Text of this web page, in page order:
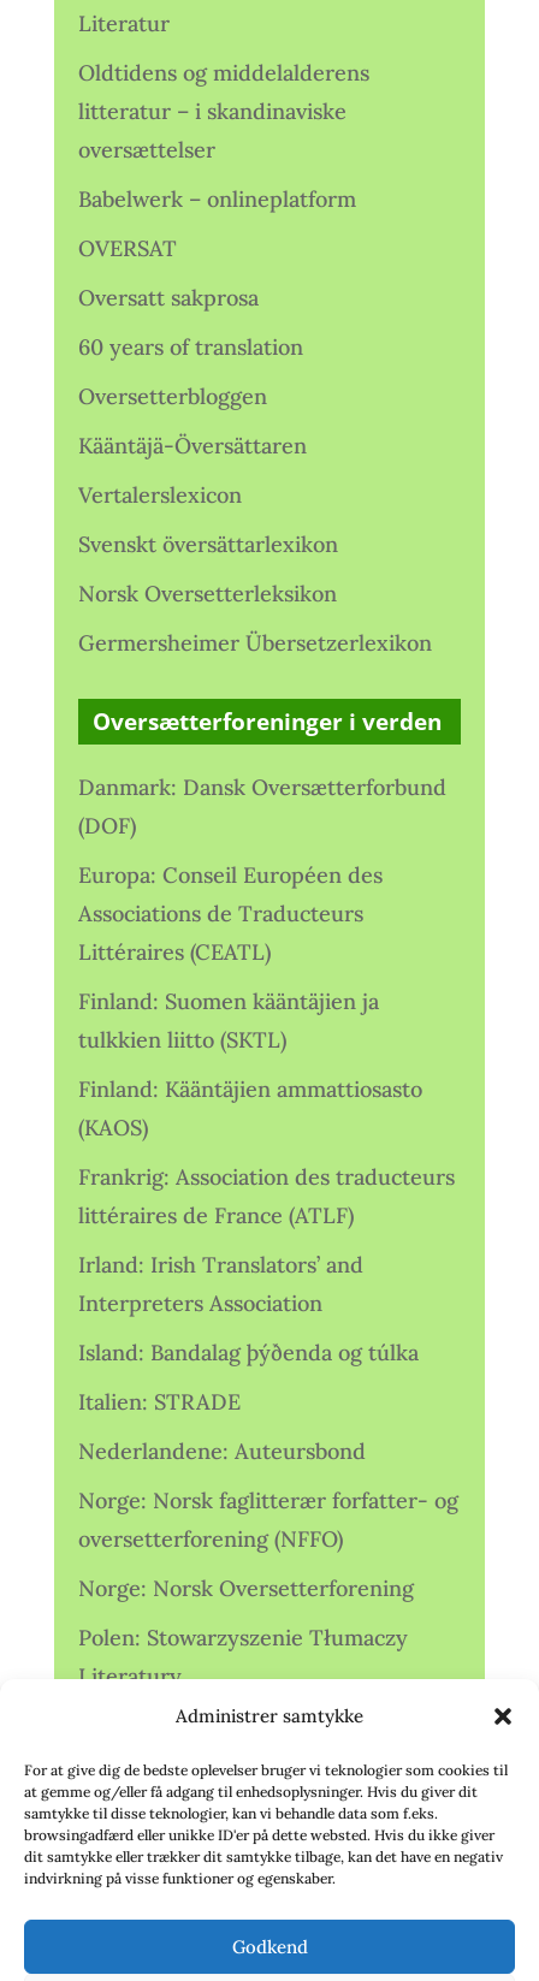
Administrer samtykke
For at give dig de bedste oplevelser bruger vi teknologier som cookies til
at gemme og/eller få adgang til enhedsoplysninger. Hvis du giver dit
samtykke til disse teknologier, kan vi behandle data som f.eks.
browsingadfærd eller unikke ID'er på dette websted. Hvis du ikke giver
dit samtykke eller trækker dit samtykke tilbage, kan det have en negativ
indvirkning på visse funktioner og egenskaber.
Godkend
Literatur
Oldtidens og middelalderens
litteratur – i skandinaviske
oversættelser
Babelwerk – onlineplatform
OVERSAT
Oversatt sakprosa
60 years of translation
Oversetterbloggen
Kääntäjä-Översättaren
Vertalerslexicon
Svenskt översättarlexikon
Norsk Oversetterleksikon
Germersheimer Übersetzerlexikon
Oversætterforeninger i verden
Danmark: Dansk Oversætterforbund
(DOF)
Europa: Conseil Européen des
Associations de Traducteurs
Littéraires (CEATL)
Finland: Suomen kääntäjien ja
tulkkien liitto (SKTL)
Finland: Kääntäjien ammattiosasto
(KAOS)
Frankrig: Association des traducteurs
littéraires de France (ATLF)
Irland: Irish Translators’ and
Interpreters Association
Island: Bandalag þýðenda og túlka
Italien: STRADE
Nederlandene: Auteursbond
Norge: Norsk faglitterær forfatter- og
oversetterforening (NFFO)
Norge: Norsk Oversetterforening
Polen: Stowarzyszenie Tłumaczy
Literatury
Storbritannien: Translators
Association (TA)
Sverige: Översättarsektionen (Ö.)
Sverige: Översättarcentrum (ÖC)
deutschsprachiger Übersetzer (VdÜ)